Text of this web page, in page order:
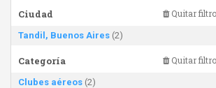
Ciudad Quitar filtro
Tandil, Buenos Aires (2)
Categoría Quitar filtro
Clubes aéreos (2)